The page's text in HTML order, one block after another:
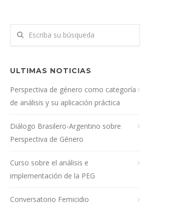
ULTIMAS NOTICIAS
Perspectiva de género como categoría
de análisis y su aplicación práctica
Diálogo Brasilero-Argentino sobre
Perspectiva de Género
Curso sobre el análisis e
implementación de la PEG
Conversatorio Femicidio